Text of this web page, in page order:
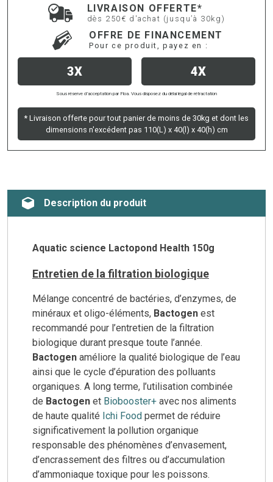
LIVRAISON OFFERTE*
dès 250€ d'achat (jusqu’à 30kg)
OFFRE DE FINANCEMENT
Pour ce produit, payez en :
3X 4X
Sous réserve d’acceptation par Floa. Vous disposez du délai légal de rétractation
* Livraison offerte pour tout panier de moins de 30kg et dont les
dimensions n'excédent pas 110(L) x 40(l) x 40(h) cm
Description du produit
Aquatic science Lactopond Health 150g
Entretien de la filtration biologique
Mélange concentré de bactéries, d’enzymes, de
minéraux et oligo-éléments, Bactogen est
recommandé pour l’entretien de la filtration
biologique durant presque toute l’année.
Bactogen améliore la qualité biologique de l’eau
ainsi que le cycle d’épuration des polluants
organiques. A long terme, l’utilisation combinée
de Bactogen et Biobooster+ avec nos aliments
de haute qualité Ichi Food permet de réduire
significativement la pollution organique
responsable des phénomènes d’envasement,
d’encrassement des filtres ou d’accumulation
d’ammoniaque toxique pour les poissons.